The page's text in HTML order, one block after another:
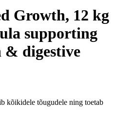
Growth, 12 kg
supporting
digestive
kõikidele tõugudele ning toetab